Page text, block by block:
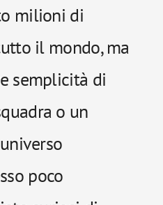
milioni di
il mondo, ma
semplicità di
o un
poco